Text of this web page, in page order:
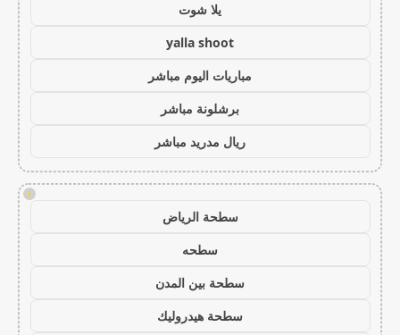
يلا شوت
yalla shoot
مباريات اليوم مباشر
برشلونة مباشر
ريال مدريد مباشر
!
سطحة الرياض
سطحه
سطحة بين المدن
سطحة هيدروليك